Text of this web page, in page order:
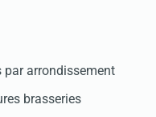
par arrondissement
brasseries